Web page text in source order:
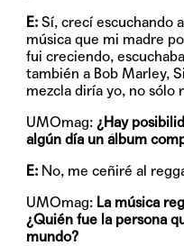
E: Sí, crecí escuchando
música que mi madre
fui creciendo,
también a Bob Marley,
mezcla diría yo, no sólo
UMOmag: ¿Hay
algún día un álbum
E: No, me ceñiré al
UMOmag: La música
¿Quién fue la persona
mundo?